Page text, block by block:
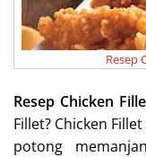
Resep
Resep Chicken
Fillet? Chicken
potong